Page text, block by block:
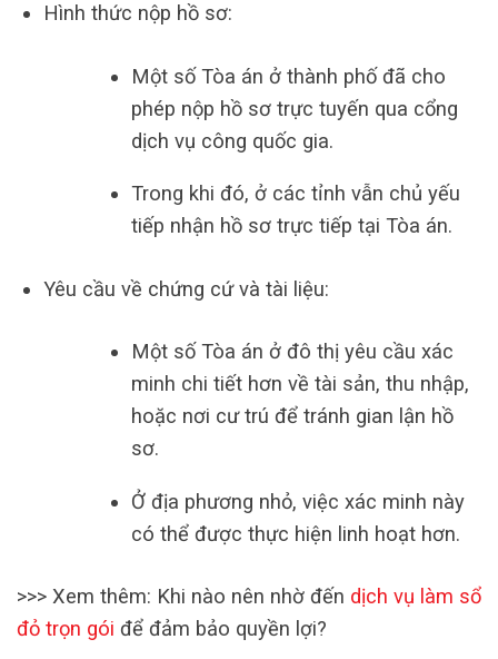
Hình thức nộp hồ sơ:
Một số Tòa án ở thành phố đã cho
phép nộp hồ sơ trực tuyến qua cổng
dịch vụ công quốc gia.
Trong khi đó, ở các tỉnh vẫn chủ yếu
tiếp nhận hồ sơ trực tiếp tại Tòa án.
Yêu cầu về chứng cứ và tài liệu:
Một số Tòa án ở đô thị yêu cầu xác
minh chi tiết hơn về tài sản, thu nhập,
hoặc nơi cư trú để tránh gian lận hồ
sơ.
Ở địa phương nhỏ, việc xác minh này
có thể được thực hiện linh hoạt hơn.
>>> Xem thêm: Khi nào nên nhờ đến dịch vụ làm sổ
đỏ trọn gói để đảm bảo quyền lợi?